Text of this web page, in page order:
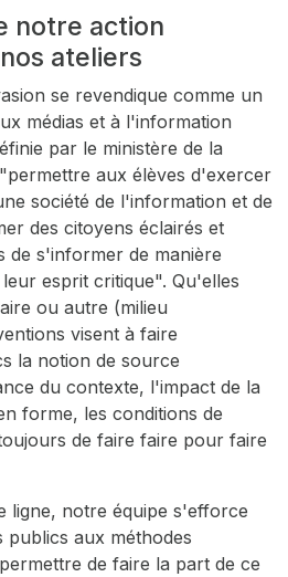
notre action
ateliers
se revendique comme un
médias et à l'information
par le ministère de la
aux élèves d'exercer
société de l'information et de
des citoyens éclairés et
de s'informer de manière
esprit critique". Qu'elles
ou autre (milieu
visent à faire
la notion de source
du contexte, l'impact de la
forme, les conditions de
de faire faire pour faire
ligne, notre équipe s'efforce
publics aux méthodes
de faire la part de ce